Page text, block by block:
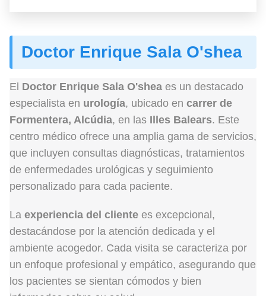
Doctor Enrique Sala O'shea
El Doctor Enrique Sala O'shea es un destacado
especialista en urología, ubicado en carrer de
Formentera, Alcúdia, en las Illes Balears. Este
centro médico ofrece una amplia gama de servicios,
que incluyen consultas diagnósticas, tratamientos
de enfermedades urológicas y seguimiento
personalizado para cada paciente.
La experiencia del cliente es excepcional,
destacándose por la atención dedicada y el
ambiente acogedor. Cada visita se caracteriza por
un enfoque profesional y empático, asegurando que
los pacientes se sientan cómodos y bien